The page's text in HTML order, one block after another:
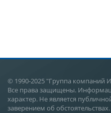
© 1990-2025 "Группа компаний
Все права защищены.
характер. Не является
заверением об обстоятельствах.